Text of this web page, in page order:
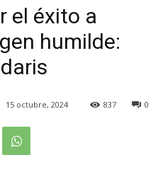
el éxito a
humilde:
15 octubre, 2024 0
837